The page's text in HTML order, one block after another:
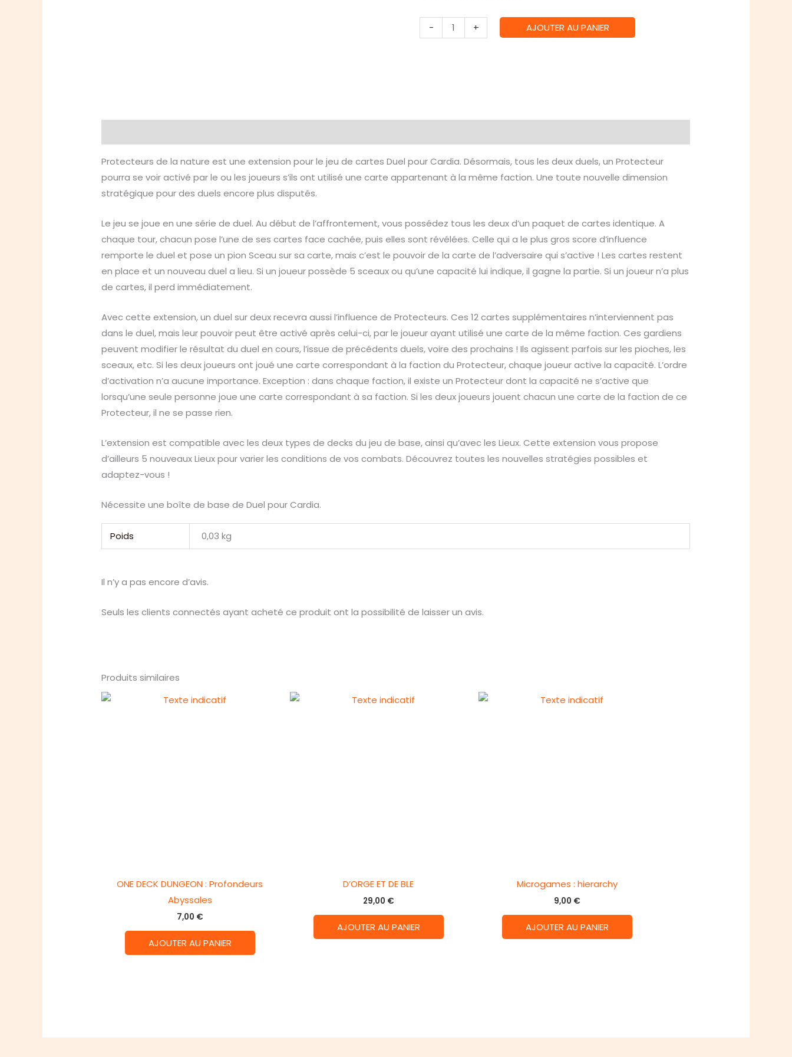
-
quantité
de
de
+ AJOUTER AU PANIER
Protecteurs de la nature est une extension pour le jeu de cartes Duel pour Cardia. Désormais, tous les deux duels, un Protecteur
pourra se voir activé par le ou les joueurs s’ils ont utilisé une carte appartenant à la même faction. Une toute nouvelle dimension
stratégique pour des duels encore plus disputés.
Le jeu se joue en une série de duel. Au début de l’affrontement, vous possédez tous les deux d’un paquet de cartes identique. A
chaque tour, chacun pose l’une de ses cartes face cachée, puis elles sont révélées. Celle qui a le plus gros score d’influence
remporte le duel et pose un pion Sceau sur sa carte, mais c’est le pouvoir de la carte de l’adversaire qui s’active ! Les cartes restent
en place et un nouveau duel a lieu. Si un joueur possède 5 sceaux ou qu’une capacité lui indique, il gagne la partie. Si un joueur n’a plus
de cartes, il perd immédiatement.
Avec cette extension, un duel sur deux recevra aussi l’influence de Protecteurs. Ces 12 cartes supplémentaires n’interviennent pas
dans le duel, mais leur pouvoir peut être activé après celui-ci, par le joueur ayant utilisé une carte de la même faction. Ces gardiens
peuvent modifier le résultat du duel en cours, l’issue de précédents duels, voire des prochains ! Ils agissent parfois sur les pioches, les
sceaux, etc. Si les deux joueurs ont joué une carte correspondant à la faction du Protecteur, chaque joueur active la capacité. L’ordre
d’activation n’a aucune importance. Exception : dans chaque faction, il existe un Protecteur dont la capacité ne s’active que
lorsqu’une seule personne joue une carte correspondant à sa faction. Si les deux joueurs jouent chacun une carte de la faction de ce
Protecteur, il ne se passe rien.
L’extension est compatible avec les deux types de decks du jeu de base, ainsi qu’avec les Lieux. Cette extension vous propose
d’ailleurs 5 nouveaux Lieux pour varier les conditions de vos combats. Découvrez toutes les nouvelles stratégies possibles et
adaptez-vous !
Nécessite une boîte de base de Duel pour Cardia.
Poids 0,03 kg
Il n’y a pas encore d’avis.
Seuls les clients connectés ayant acheté ce produit ont la possibilité de laisser un avis.
Produits similaires
ONE DECK DUNGEON : Profondeurs
Abyssales
7,00 €
AJOUTER AU PANIER
D’ORGE ET DE BLE
29,00 €
AJOUTER AU PANIER
Microgames : hierarchy
9,00 €
AJOUTER AU PANIER